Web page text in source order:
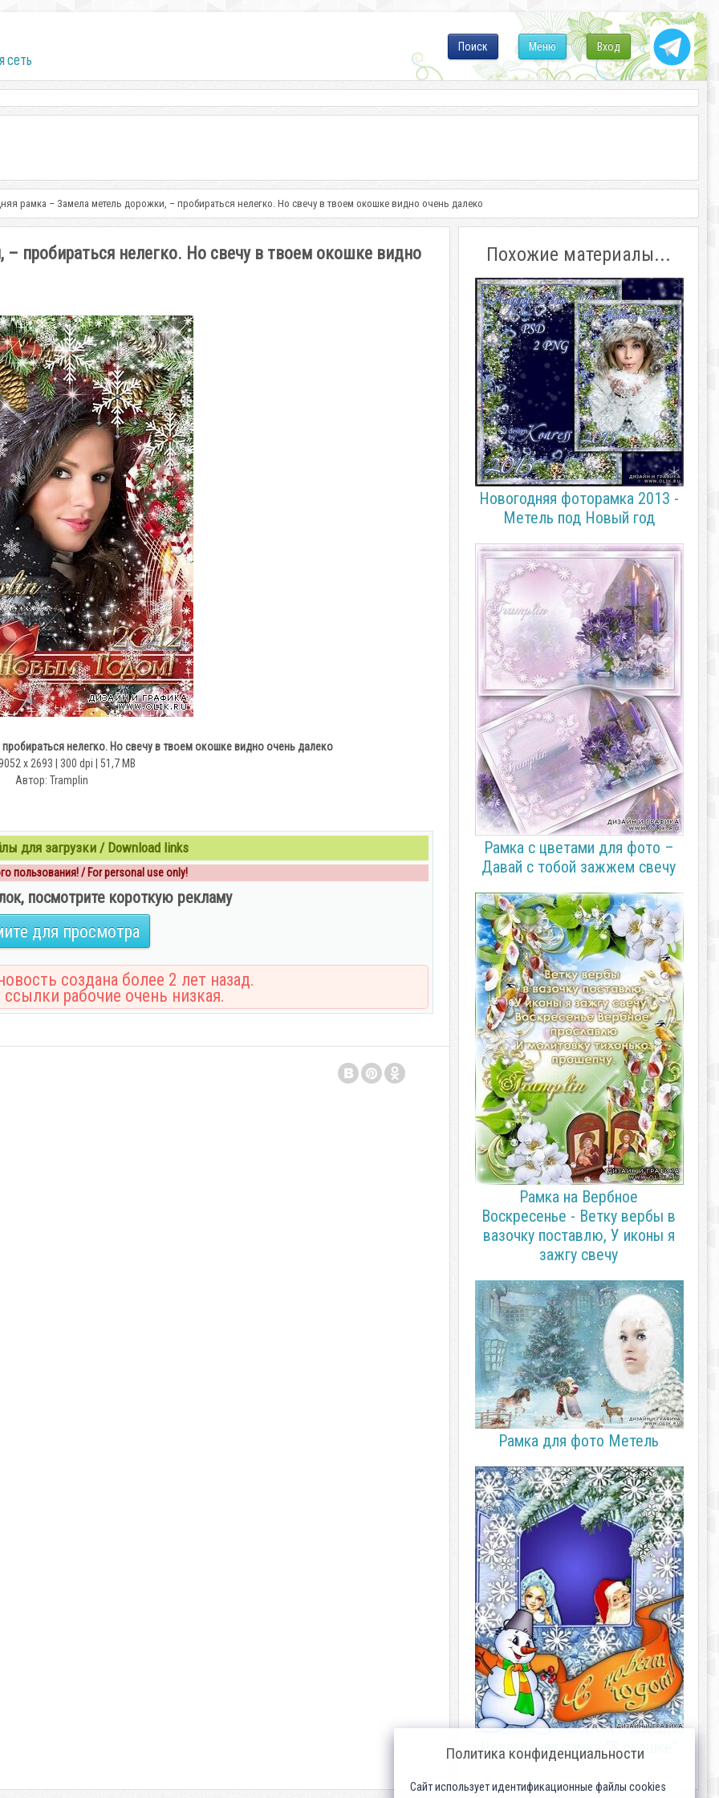
сеть
Вход
Меню
Поиск
рамка – Замела метель дорожки, – пробираться нелегко. Но свечу в твоем окошке видно очень далеко
пробираться нелегко. Но свечу в твоем окошке видно
нелегко. Но свечу в твоем окошке видно очень далеко
x 2693 | 300 dpi | 51,7 MB
Автор: Tramplin
для загрузки / Download links
пользования! / For personal use only!
посмотрите короткую рекламу
для просмотра
создана более 2 лет назад.
рабочие очень низкая.
Похожие материалы...
Новогодняя фоторамка 2013 -
Метель под Новый год
Рамка с цветами для фото –
Давай с тобой зажжем свечу
Рамка на Вербное
Воскресенье - Ветку вербы в
вазочку поставлю, У иконы я
зажгу свечу
Рамка для фото Метель
Новогодняя рамка "В окошке"
Политика конфиденциальности
Сайт использует идентификационные файлы cookies